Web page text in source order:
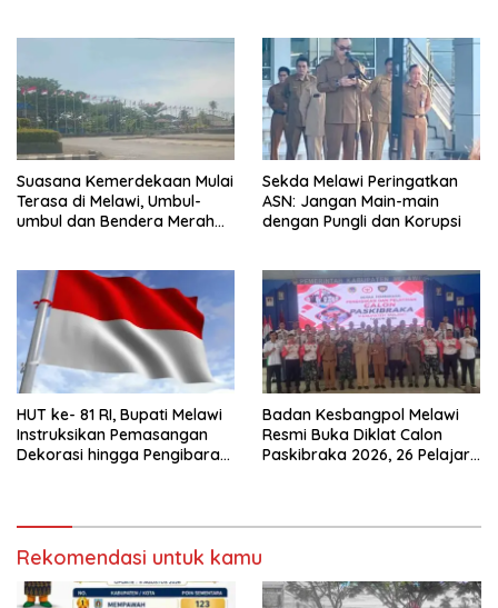
Suasana Kemerdekaan Mulai
Terasa di Melawi, Umbul-
umbul dan Bendera Merah
Sekda Melawi Peringatkan
ASN: Jangan Main-main
dengan Pungli dan Korupsi
HUT ke- 81 RI, Bupati Melawi
Instruksikan Pemasangan
Dekorasi hingga Pengibaran
Badan Kesbangpol Melawi
Resmi Buka Diklat Calon
Paskibraka 2026, 26 Pelajar
Rekomendasi untuk kamu